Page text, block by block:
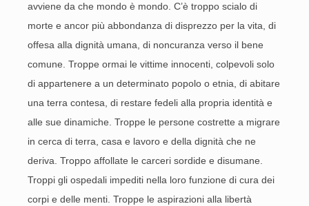
avviene da che mondo è mondo. C’è troppo scialo di
morte e ancor più abbondanza di disprezzo per la vita, di
offesa alla dignità umana, di noncuranza verso il bene
comune. Troppe ormai le vittime innocenti, colpevoli solo
di appartenere a un determinato popolo o etnia, di abitare
una terra contesa, di restare fedeli alla propria identità e
alle sue dinamiche. Troppe le persone costrette a migrare
in cerca di terra, casa e lavoro e della dignità che ne
deriva. Troppo affollate le carceri sordide e disumane.
Troppi gli ospedali impediti nella loro funzione di cura dei
corpi e delle menti. Troppe le aspirazioni alla libertà